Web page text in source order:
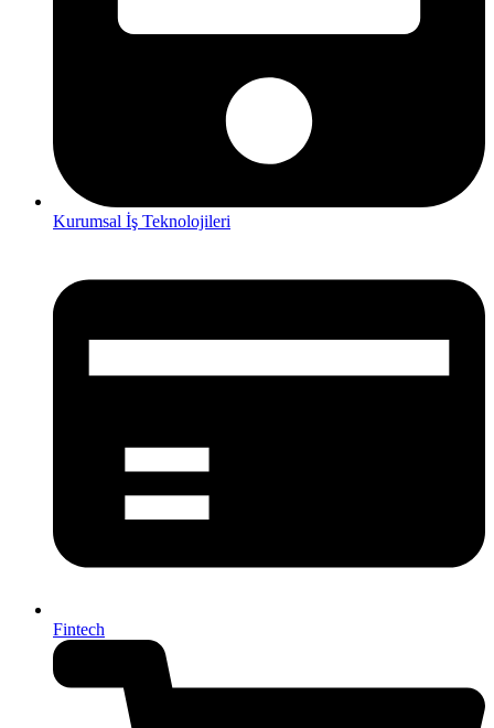
Kurumsal İş Teknolojileri
Fintech